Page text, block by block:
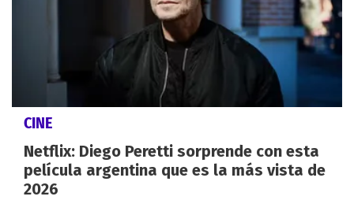
CINE
Netflix: Diego Peretti sorprende con esta
película argentina que es la más vista de
2026